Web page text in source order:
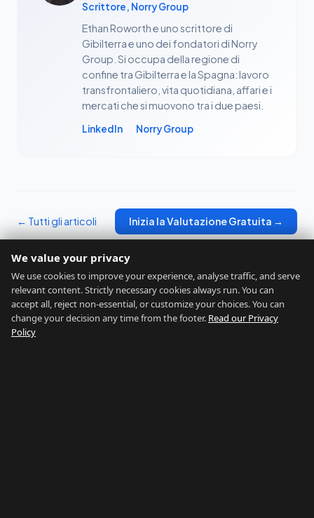
Scrittore, Norry Group
Ethan Roworth e uno scrittore di
Gibilterra e uno dei fondatori di Norry
Group. Si occupa della regione di
confine tra Gibilterra e la Spagna: lavoro
transfrontaliero, vita quotidiana, affari e i
mercati che si muovono tra i due paesi.
LinkedIn Norry Group
← Tutti gli articoli Inizia la Valutazione Gratuita →
GIBRALTAR RELOCATION
We value your privacy
We use cookies to improve your experience, analyse traffic, and serve
relevant content. Strictly necessary cookies always run. You can
accept all, reject non-essential, or customize your choices. You can
change your decision any time from the footer. Read our Privacy
Policy